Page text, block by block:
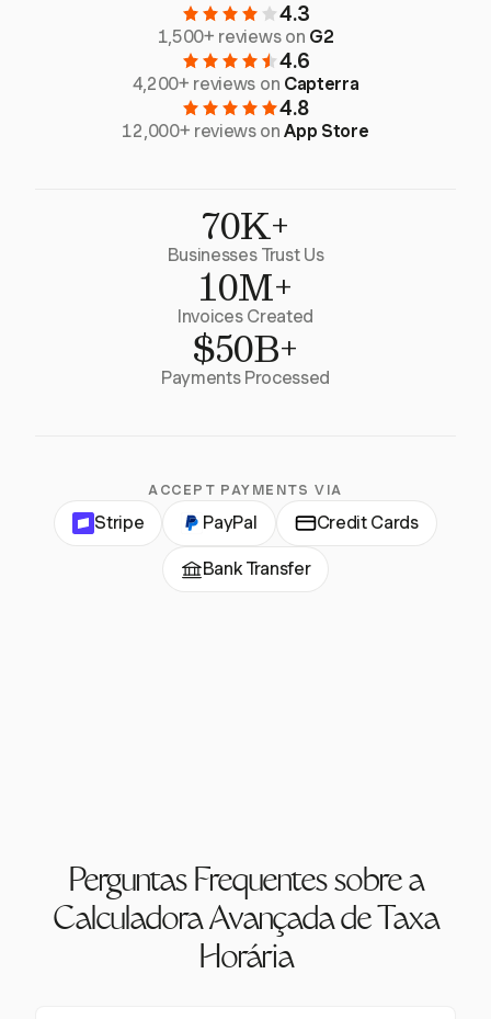
4.3
1,500+ reviews on G2
4.6
4,200+ reviews on Capterra
4.8
12,000+ reviews onApp Store
70K+
Businesses Trust Us
10M+
Invoices Created
$50B+
Payments Processed
ACCEPT PAYMENTS VIA
Stripe PayPal Credit Cards
Bank Transfer
Perguntas Frequentes sobre a
Calculadora Avançada de Taxa
Horária